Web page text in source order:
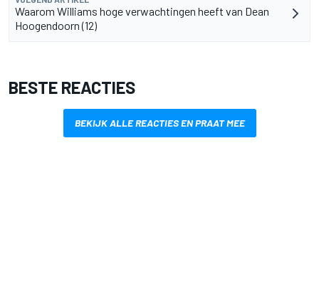
Waarom Williams hoge verwachtingen heeft van Dean
Hoogendoorn (12)
BESTE REACTIES
BEKIJK ALLE REACTIES EN PRAAT MEE